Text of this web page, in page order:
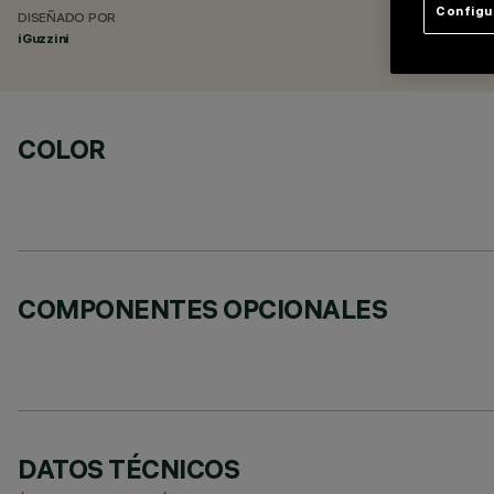
DISEÑADO POR
iGuzzini
COLOR
COMPONENTES OPCIONALES
DATOS TÉCNICOS